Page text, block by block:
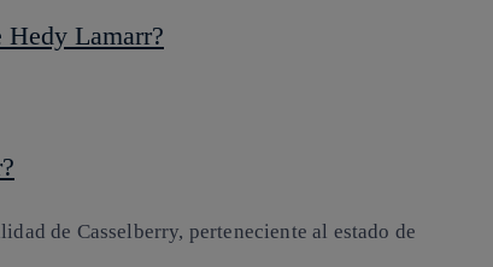
Hedy Lamarr?
de Casselberry, perteneciente al estado de